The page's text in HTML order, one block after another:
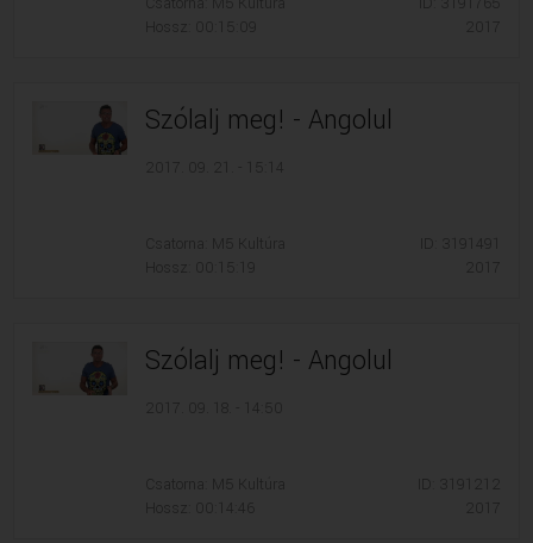
Hossz: 00:15:09
2017
Szólalj meg! - Angolul
2017. 09. 21. - 15:14
Csatorna: M5 Kultúra
Hossz: 00:15:19
ID: 3191491
2017
Szólalj meg! - Angolul
2017. 09. 18. - 14:50
Csatorna: M5 Kultúra
Hossz: 00:14:46
2017